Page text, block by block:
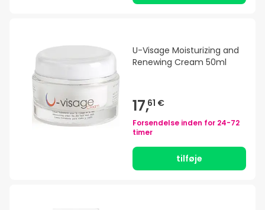
U-Visage Moisturizing and
Renewing Cream 50ml
17,61 €
Forsendelse inden for 24-72
timer
tilføje